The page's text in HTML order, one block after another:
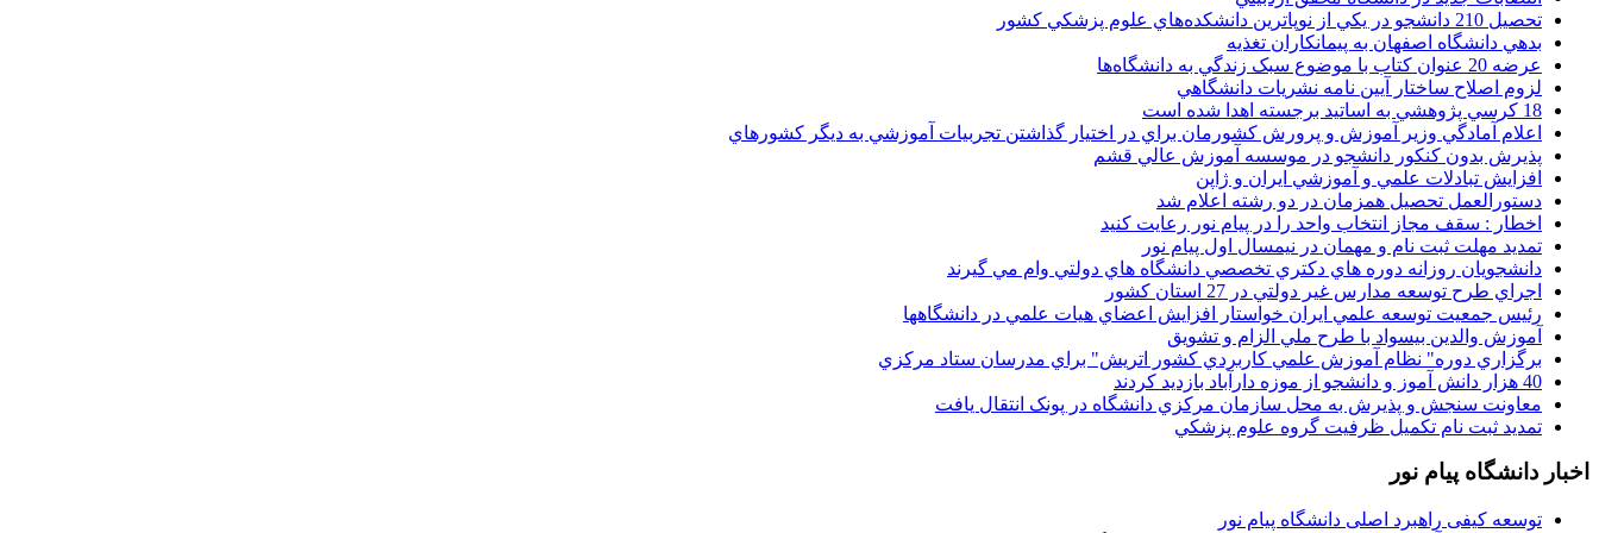
تحصيل 210 دانشجو در يکي از نوپاترين دانشکده‌هاي علوم پزشکي کشور
بدهي دانشگاه اصفهان به پيمانکاران تغذيه
عرضه 20 عنوان کتاب با موضوع سبک زندگي به دانشگاه‌ها
لزوم اصلاح ساختار آيين نامه نشريات دانشگاهي
18 کرسي پژوهشي به اساتيد برجسته اهدا شده است
اعلام آمادگي وزير آموزش و پرورش کشورمان براي در اختيار گذاشتن تجربيات آموزشي به ديگر کشورهاي
پذيرش بدون کنکور دانشجو در موسسه آموزش عالي قشم
افزايش تبادلات علمي و آموزشي ايران و ژاپن
دستورالعمل تحصیل همزمان در دو رشته اعلام شد
اخطار : سقف مجاز انتخاب واحد را در پیام نور رعایت کنید
تمدید مهلت ثبت نام و مهمان در نیمسال اول پیام نور
دانشجويان روزانه دوره هاي دكتري تخصصي دانشگاه هاي دولتي وام مي گيرند
اجراي طرح توسعه مدارس غير دولتي در 27 استان کشور
رئيس جمعيت توسعه علمي ايران خواستار افزايش اعضاي هيات علمي در دانشگاهها
آموزش والدين بيسواد با طرح ملي الزام و تشويق
برگزاري دوره" نظام آموزش علمي كاربردي كشور اتريش" براي مدرسان ستاد مرکزي
40 هزار دانش آموز و دانشجو از موزه دارآباد بازديد کردند
معاونت سنجش و پذيرش به محل سازمان مرکزي دانشگاه در پونک انتقال يافت
تمديد ثبت نام تکميل ظرفيت گروه علوم پزشکي
اخبار دانشگاه پیام نور
توسعه کیفی راهبرد اصلی دانشگاه پیام نور